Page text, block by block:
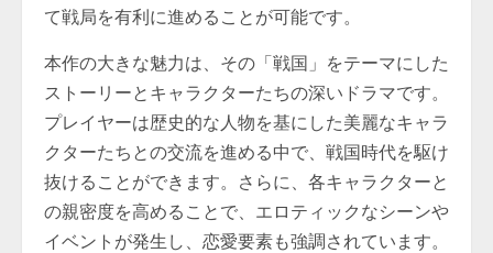
て戦局を有利に進めることが可能です。
本作の大きな魅力は、その「戦国」をテーマにした
ストーリーとキャラクターたちの深いドラマです。
プレイヤーは歴史的な人物を基にした美麗なキャラ
クターたちとの交流を進める中で、戦国時代を駆け
抜けることができます。さらに、各キャラクターと
の親密度を高めることで、エロティックなシーンや
イベントが発生し、恋愛要素も強調されています。